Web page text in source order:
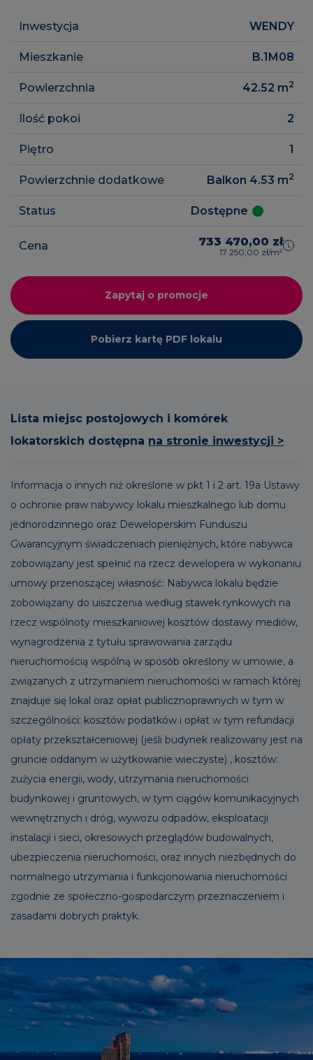
Inwestycja WENDY
Mieszkanie B.1M08
Powierzchnia 42.52 m2
Ilość pokoi 2
Piętro 1
Powierzchnie dodatkowe Balkon 4.53 m2
Status Dostępne
Cena 733 470,00 zł
17 250,00 zł/m²
Zapytaj o promocje
Pobierz kartę PDF lokalu
Lista miejsc postojowych i komórek
lokatorskich dostępna na stronie inwestycji >
Informacja o innych niż określone w pkt 1 i 2 art. 19a Ustawy
o ochronie praw nabywcy lokalu mieszkalnego lub domu
jednorodzinnego oraz Deweloperskim Funduszu
Gwarancyjnym świadczeniach pieniężnych, które nabywca
zobowiązany jest spełnić na rzecz dewelopera w wykonaniu
umowy przenoszącej własność: Nabywca lokalu będzie
zobowiązany do uiszczenia według stawek rynkowych na
rzecz wspólnoty mieszkaniowej kosztów dostawy mediów,
wynagrodzenia z tytułu sprawowania zarządu
nieruchomością wspólną w sposób określony w umowie, a
związanych z utrzymaniem nieruchomości w ramach której
znajduje się lokal oraz opłat publicznoprawnych w tym w
szczególności: kosztów podatków i opłat w tym refundacji
opłaty przekształceniowej (jeśli budynek realizowany jest na
gruncie oddanym w użytkowanie wieczyste) , kosztów:
zużycia energii, wody, utrzymania nieruchomości
budynkowej i gruntowych, w tym ciągów komunikacyjnych
wewnętrznych i dróg, wywozu odpadów, eksploatacji
instalacji i sieci, okresowych przeglądów budowalnych,
ubezpieczenia nieruchomości, oraz innych niezbędnych do
normalnego utrzymania i funkcjonowania nieruchomości
zgodnie ze społeczno-gospodarczym przeznaczeniem i
zasadami dobrych praktyk.